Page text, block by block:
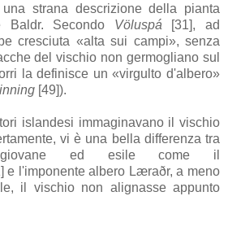
strana descrizione della pianta
Baldr. Secondo Völuspá [31], ad
cresciuta «alta sui campi», senza
del vischio non germogliano sul
la definisce un «virgulto d'albero»
[49]).
islandesi immaginavano il vischio
vi è una bella differenza tra
ed esile come il
e l'imponente albero Læraðr, a meno
il vischio non alignasse appunto